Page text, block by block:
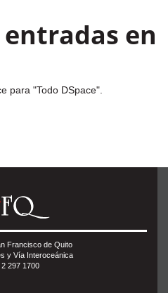
en
para "Todo DSpace".
Francisco de Quito
y Vía Interoceánica
297 1700